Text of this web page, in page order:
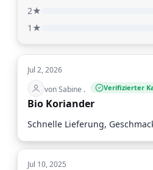
2★
1★
Jul 2, 2026
von Sabine .
Verifizierter
Bio Koriander
Schnelle Lieferung,
Jul 10, 2025